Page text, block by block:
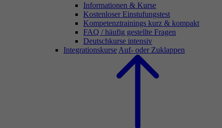
Informationen & Kurse
Kostenloser Einstufungstest
Kompetenztrainings kurz & kompakt
FAQ / häufig gestellte Fragen
Deutschkurse intensiv
Integrationskurse Auf- oder Zuklappen